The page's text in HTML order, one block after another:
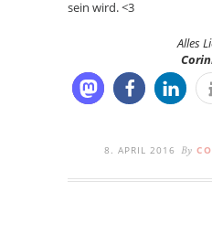
sein wird. <3
Alles
8. APRIL 2016 By